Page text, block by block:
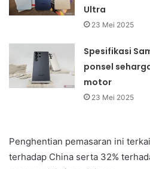
Ultra
23 Mei 2025
Spesifikasi
ponsel
motor
23 Mei 2025
Penghentian pemasaran ini
terhadap China serta 32%